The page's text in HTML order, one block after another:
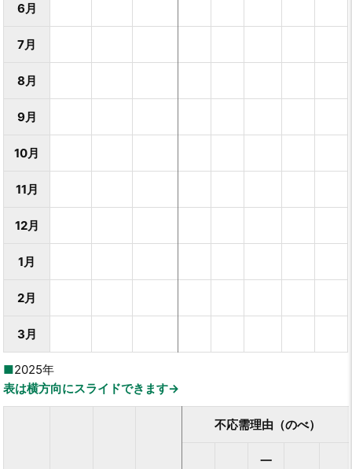
6月
7月
8月
9月
10月
11月
12月
1月
2月
3月
2025年
表は横方向にスライドできます→
不応需理由（のべ）
一